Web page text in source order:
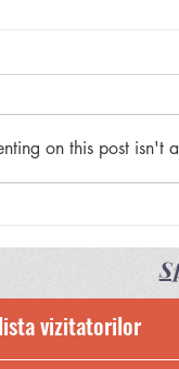
on this post isn't
vizitatorilor